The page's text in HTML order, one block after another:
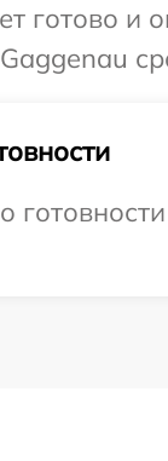
готово